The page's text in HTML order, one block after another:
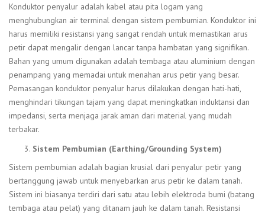
Konduktor penyalur adalah kabel atau pita logam yang
menghubungkan air terminal dengan sistem pembumian. Konduktor ini
harus memiliki resistansi yang sangat rendah untuk memastikan arus
petir dapat mengalir dengan lancar tanpa hambatan yang signifikan.
Bahan yang umum digunakan adalah tembaga atau aluminium dengan
penampang yang memadai untuk menahan arus petir yang besar.
Pemasangan konduktor penyalur harus dilakukan dengan hati-hati,
menghindari tikungan tajam yang dapat meningkatkan induktansi dan
impedansi, serta menjaga jarak aman dari material yang mudah
terbakar.
Sistem Pembumian (Earthing/Grounding System)
Sistem pembumian adalah bagian krusial dari penyalur petir yang
bertanggung jawab untuk menyebarkan arus petir ke dalam tanah.
Sistem ini biasanya terdiri dari satu atau lebih elektroda bumi (batang
tembaga atau pelat) yang ditanam jauh ke dalam tanah. Resistansi